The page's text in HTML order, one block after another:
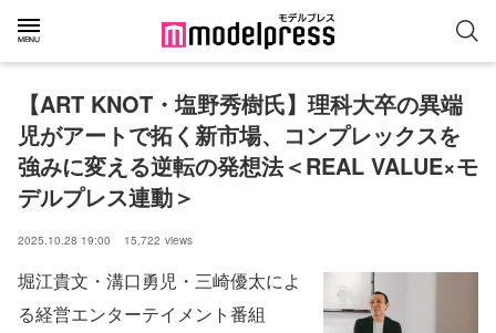
【ART KNOT・塩野秀樹氏】理科大卒の異端
児がアートで拓く新市場、コンプレックスを
強みに変える逆転の発想法＜REAL VALUE×モ
デルプレス連動＞
2025.10.28 19:00 15,722 views
堀江貴文・溝口勇児・三崎優太によ
る経営エンターテイメント番組